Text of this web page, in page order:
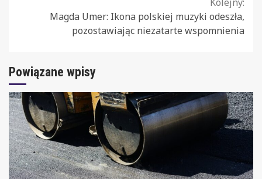
Magda Umer: Ikona polskiej muzyki odeszła,
pozostawiając niezatarte wspomnienia
Powiązane wpisy